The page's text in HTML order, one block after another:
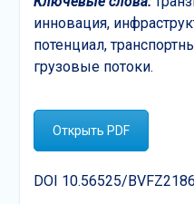
инновация,
потенциал,
грузовые потоки.
Открыть PDF
DOI 10.56525/BVFZ2186